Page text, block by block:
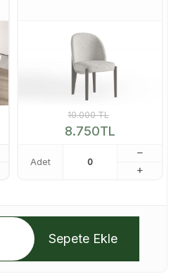
10.000TL
8.750TL
Adet
Sepete Ekle